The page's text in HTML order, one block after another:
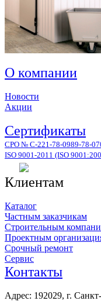
О компании
Новости
Акции
Сертификаты
СРО № С-221-78-0989-78-
ISO 9001-2011 (ISO
Клиентам
Каталог
Частным заказчикам
Строительным
Проектным
Срочный ремонт
Сервис
Контакты
Адрес: 192029, г.